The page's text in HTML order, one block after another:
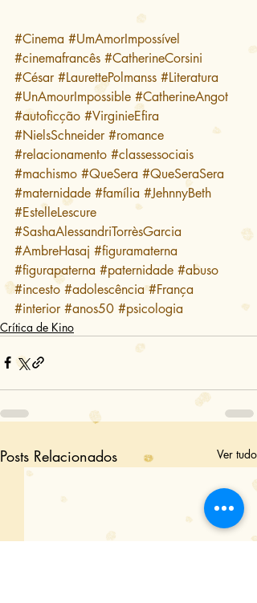
#Cinema #UmAmorImpossível
#cinemafrancês #CatherineCorsini
#César #LaurettePolmanss #Literatura
#UnAmourImpossible #CatherineAngot
#autoficção #VirginieEfira
#NielsSchneider #romance
#relacionamento #classessociais
#machismo #QueSera #QueSeraSera
#maternidade #família #JehnnyBeth
#EstelleLescure
#SashaAlessandriTorrèsGarcia
#AmbreHasaj #figuramaterna
#figurapaterna #paternidade #abuso
#incesto #adolescência #França
#interior #anos50 #psicologia
Crítica de Kino
Posts Relacionados Ver tudo